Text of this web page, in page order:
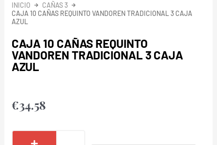
INICIO
CAÑAS 3
CAJA 10 CAÑAS REQUINTO VANDOREN TRADICIONAL 3 CAJA
AZUL
CAJA 10 CAÑAS REQUINTO
VANDOREN TRADICIONAL 3 CAJA
AZUL
€34.58